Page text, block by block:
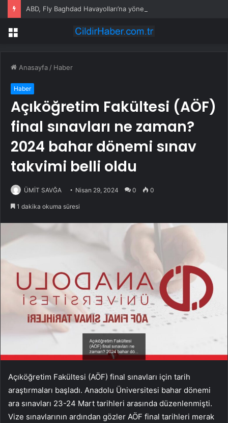
Menü
Anasayfa / Haber
Haber
Açıköğretim Fakültesi (AÖF)
final sınavları ne zaman?
2024 bahar dönemi sınav
takvimi belli oldu
ÜMİT SAVĞA Nisan 29, 2024 0 0
1 dakika okuma süresi
Açıköğretim Fakültesi (AÖF) final sınavları için tarih
araştırmaları başladı. Anadolu Üniversitesi bahar dönemi
ara sınavları 23-24 Mart tarihleri arasında düzenlenmişti.
Vize sınavlarının ardından gözler AÖF final tarihleri merak